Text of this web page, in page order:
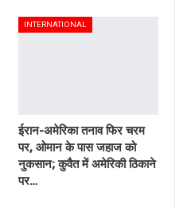
INTERNATIONAL
ईरान-अमेरिका तनाव फिर चरम
पर, ओमान के पास जहाज को
नुकसान; कुवैत में अमेरिकी ठिकाने
पर…